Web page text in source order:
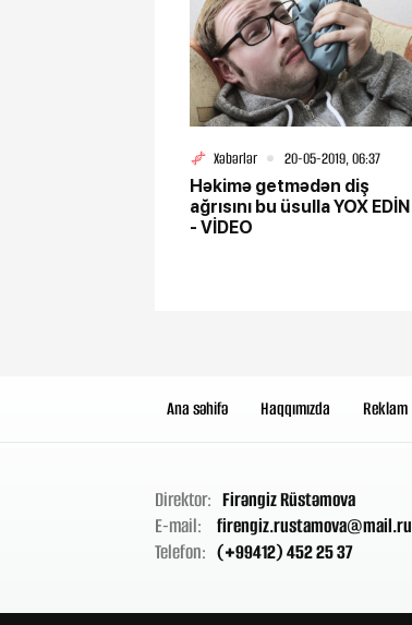
Xəbərlər
20-05-2019, 06:37
Həkimə getmədən diş
ağrısını bu üsulla YOX EDİN
- VİDEO
Ana səhifə Haqqımızda Reklam
Direktor: Firəngiz Rüstəmova
E-mail:
firengiz.rustamova@mail.ru
Telefon: (+99412) 452 25 37